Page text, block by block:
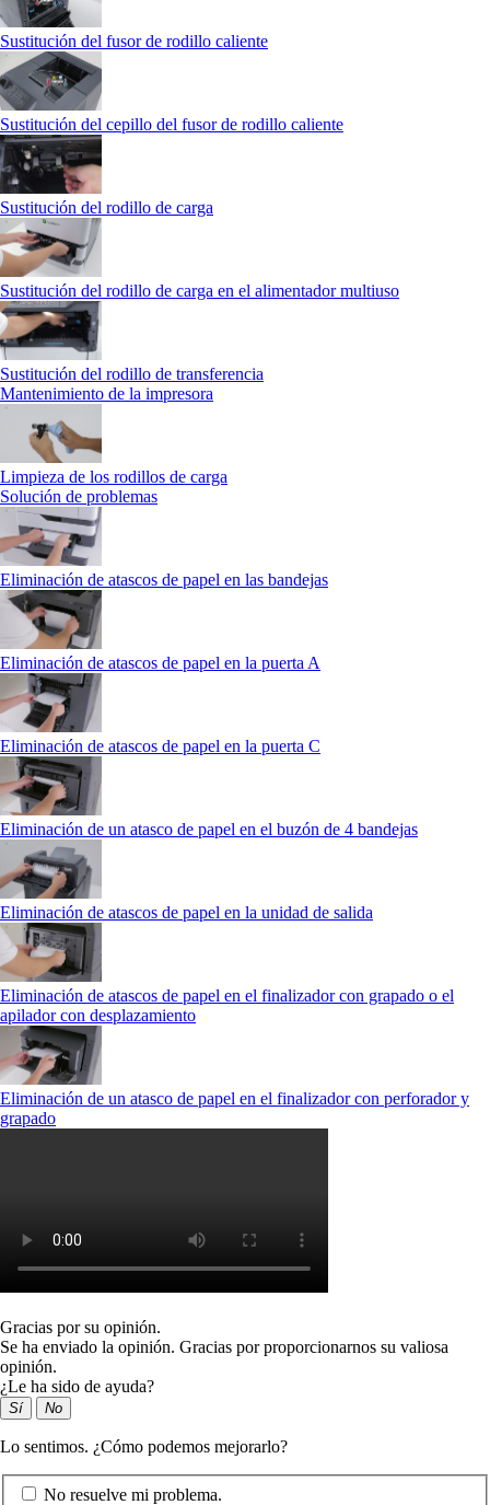
Sustitución del fusor de rodillo caliente
Sustitución del cepillo del fusor de rodillo caliente
Sustitución del rodillo de carga
Sustitución del rodillo de carga en el alimentador multiuso
Sustitución del rodillo de transferencia
Mantenimiento de la impresora
Limpieza de los rodillos de carga
Solución de problemas
Eliminación de atascos de papel en las bandejas
Eliminación de atascos de papel en la puerta A
Eliminación de atascos de papel en la puerta C
Eliminación de un atasco de papel en el buzón de 4 bandejas
Eliminación de atascos de papel en la unidad de salida
Eliminación de atascos de papel en el finalizador con grapado o el
apilador con desplazamiento
Eliminación de un atasco de papel en el finalizador con perforador y
grapado
Gracias por su opinión.
Se ha enviado la opinión. Gracias por proporcionarnos su valiosa
opinión.
¿Le ha sido de ayuda?
Sí No
Lo sentimos. ¿Cómo podemos mejorarlo?
No resuelve mi problema.